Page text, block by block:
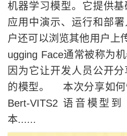
机器学习模型。它提供
应用中演示、运行和部
户还可以浏览其他用户上
ugging Face通常被称为
因为它让开发人员公开
的模型。 本次分享如何
Bert-VITS2 语音模型
本......